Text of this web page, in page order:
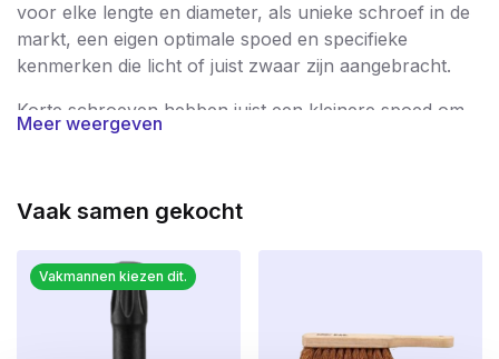
voor elke lengte en diameter, als unieke schroef in de
markt, een eigen optimale spoed en specifieke
kenmerken die licht of juist zwaar zijn aangebracht.
Korte schroeven hebben juist een kleinere spoed om
daarmee een hoge uittrekwaarde te bereiken. De
waardoor deze schroeven sneller in kunnen draaien.
sneller indraaien bespaart veel tijd.
De focus van de SilverMate Next generation is gericht
op 4 eigenschappen die minstens gelijk zijn aan de
Meer weergeven
Vaak samen gekocht
Vakmannen kiezen dit.